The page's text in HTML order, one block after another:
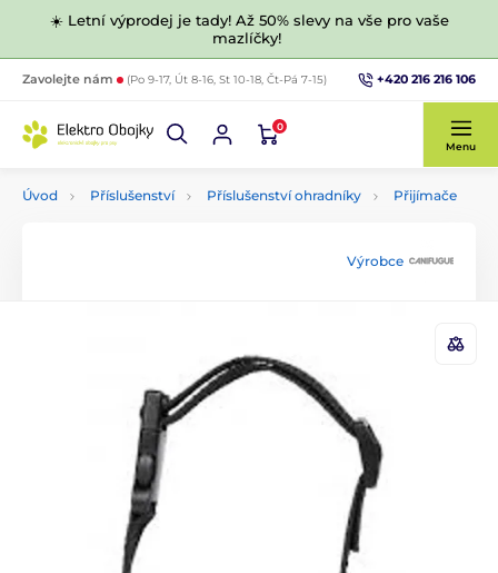
☀️ Letní výprodej je tady! Až 50% slevy na vše pro vaše
mazlíčky!
Zavolejte nám (Po 9-17, Út 8-16, St 10-18, Čt-Pá 7-15) +420 216 216 106
0
Menu
Úvod Příslušenství Příslušenství ohradníky Přijímače
Výrobce